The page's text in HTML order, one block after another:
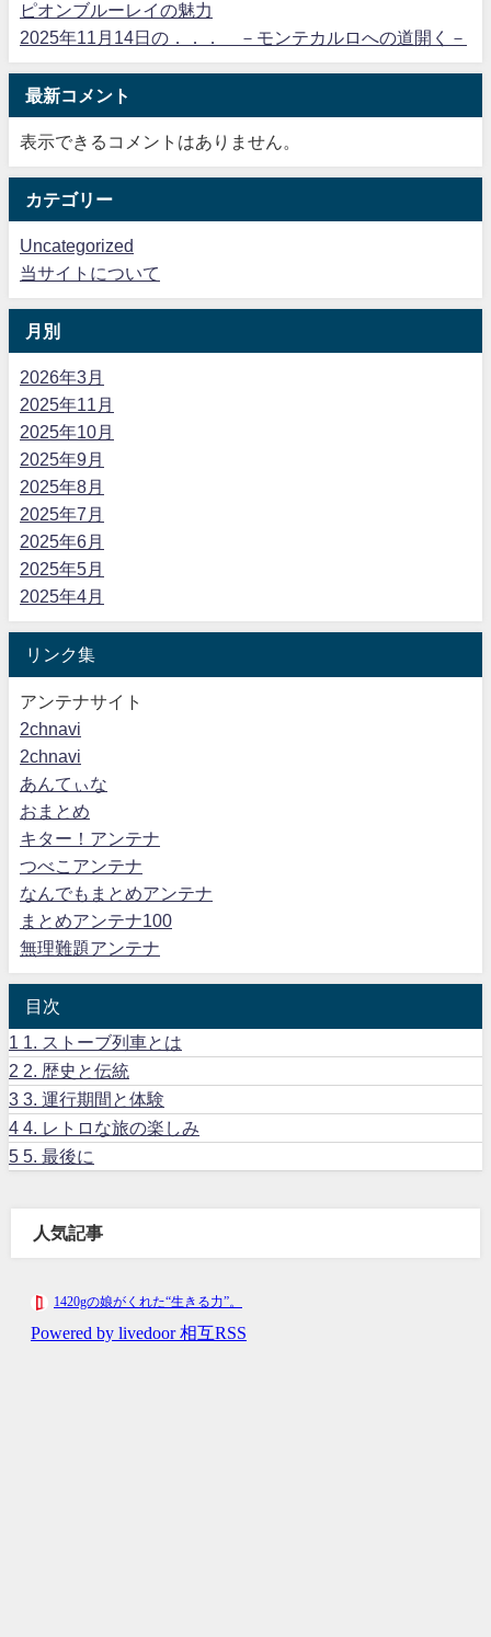
ピオンブルーレイの魅力
2025年11月14日の．．． －モンテカルロへの道開く－
最新コメント
表示できるコメントはありません。
カテゴリー
Uncategorized
当サイトについて
月別
2026年3月
2025年11月
2025年10月
2025年9月
2025年8月
2025年7月
2025年6月
2025年5月
2025年4月
リンク集
アンテナサイト
2chnavi
2chnavi
あんてぃな
おまとめ
キター！アンテナ
つべこアンテナ
なんでもまとめアンテナ
まとめアンテナ100
無理難題アンテナ
目次
1
1. ストーブ列車とは
2 2. 歴史と伝統
3 3. 運行期間と体験
4 4. レトロな旅の楽しみ
5 5. 最後に
人気記事